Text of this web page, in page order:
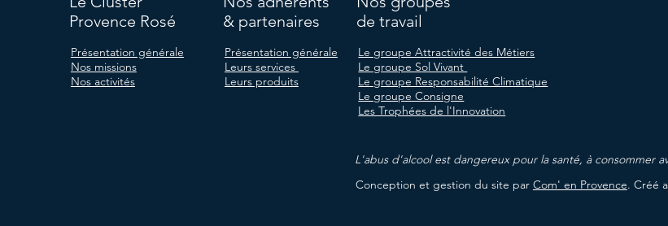
Provence Rosé
& partenaires
Présentation générale
Nos missions
Nos activités
Présentation générale
Leurs services
Leurs produits
de travail
Le groupe Attractivité des Métiers
Le groupe Sol Vivant
Le groupe Responsabilité Climatique
Le groupe Consigne
Les Trophées de l'Innovation
L'abus d'alcool est dangereux pour la santé, à consommer
Conception et gestion du site par Com' en Provence. Créé